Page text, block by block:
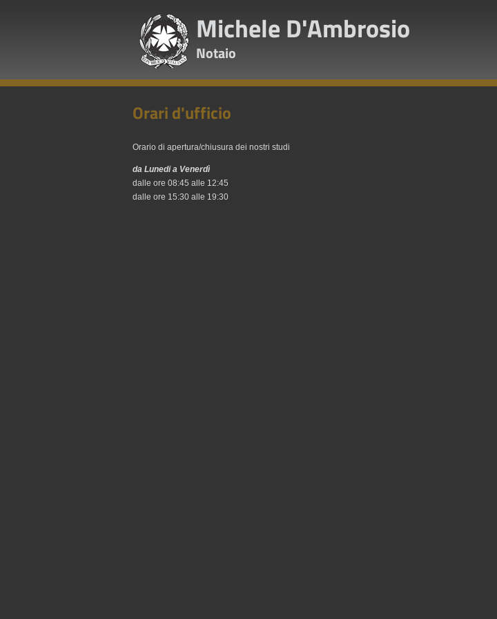
Michele D'Ambrosio
Notaio
Orari d'ufficio
Orario di apertura/chiusura dei nostri studi
da Lunedi a Venerdì
dalle ore 08:45 alle 12:45
dalle ore 15:30 alle 19:30